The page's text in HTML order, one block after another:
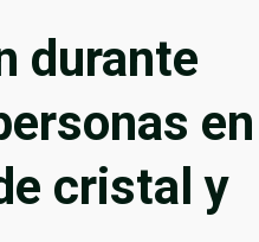
durante
en
cristal y